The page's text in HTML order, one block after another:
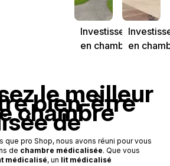
Investissement
en chambre
de 640 € garanti
net d'impôt pour
la retraite
en
de 673
net
le meilleur
bien-être
chambre
de
que pro Shop, nous avons réuni pour vous
de chambre médicalisée. Que vous
médicalisé, un lit médicalisé